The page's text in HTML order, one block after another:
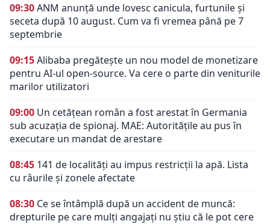
09:30ANM anunță unde lovesc canicula, furtunile și
seceta după 10 august. Cum va fi vremea până pe 7
septembrie
09:15Alibaba pregătește un nou model de monetizare
pentru AI-ul open-source. Va cere o parte din veniturile
marilor utilizatori
09:00 Un cetățean român a fost arestat în Germania
sub acuzația de spionaj. MAE: Autorităţile au pus în
executare un mandat de arestare
08:45 141 de localități au impus restricții la apă. Lista
cu râurile și zonele afectate
08:30 Ce se întâmplă după un accident de muncă:
drepturile pe care mulți angajați nu știu că le pot cere